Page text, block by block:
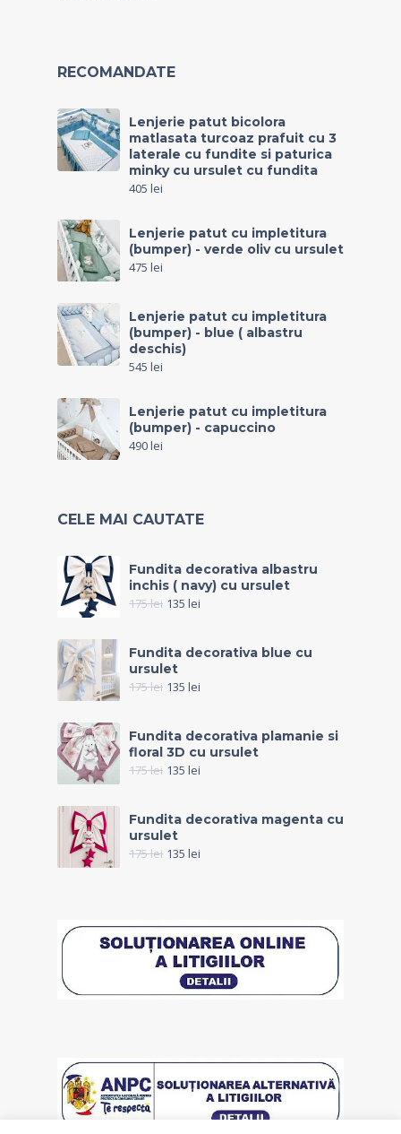
RECOMANDATE
Lenjerie patut bicolora
matlasata turcoaz prafuit cu 3
laterale cu fundite si paturica
minky cu ursulet cu fundita
405 lei
Lenjerie patut cu impletitura
(bumper) - verde oliv cu ursulet
475 lei
Lenjerie patut cu impletitura
(bumper) - blue ( albastru
deschis)
545 lei
Lenjerie patut cu impletitura
(bumper) - capuccino
490lei
CELE MAI CAUTATE
Fundita decorativa albastru
inchis ( navy) cu ursulet
175lei 135 lei
Fundita decorativa blue cu
ursulet
175lei 135 lei
Fundita decorativa plamanie si
floral 3D cu ursulet
175lei 135 lei
Fundita decorativa magenta cu
ursulet
175lei 135 lei